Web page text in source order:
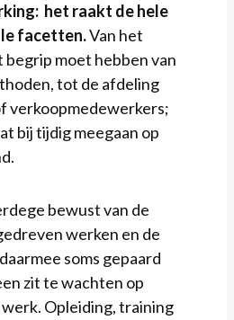
het raakt de hele
facetten.Van het
begrip moet hebben van
tot de afdeling
verkoopmedewerkers;
bij tijdig meegaan op
bewust van de
werken en de
soms gepaard
zit te wachten op
Opleiding, training